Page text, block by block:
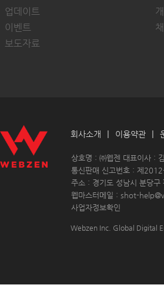
업데이트
이벤트
보도자료
회사소개 | 이용약관 |
상호명 : ㈜웹젠 대표이사 :
통신판매 신고번호 : 제
주소 : 경기도 성남시 분당
웹마스터메일 : shot-
사업자정보확인
Webzen Inc. Global Digital